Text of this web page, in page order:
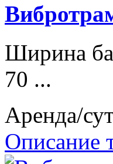
Ширина
70 ...
Аренда/
Описание